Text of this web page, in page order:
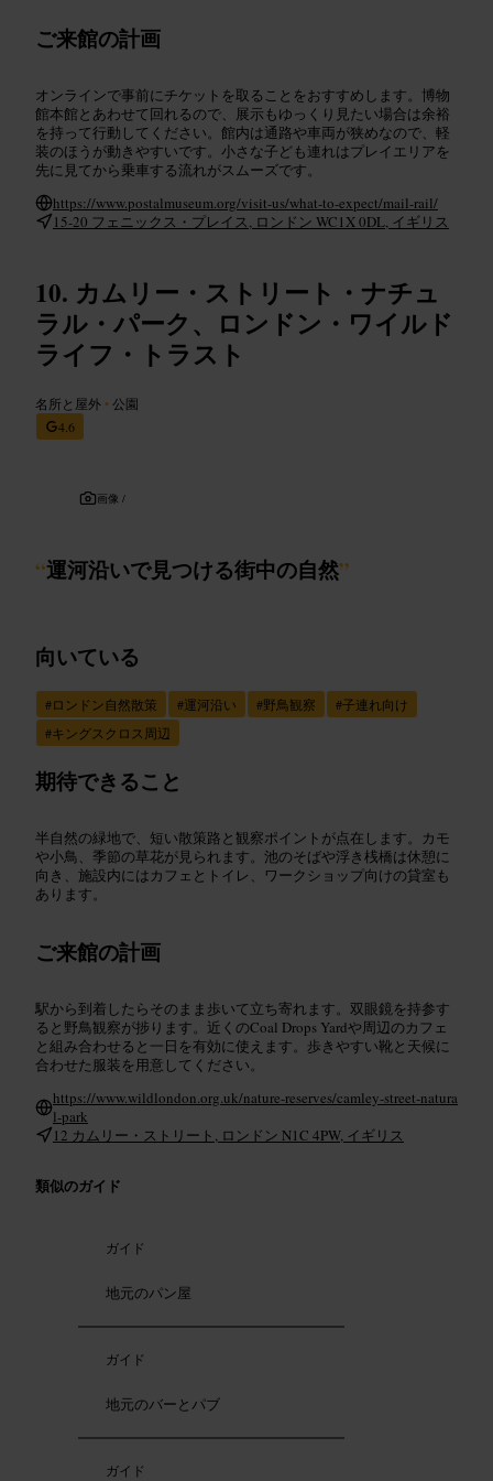
ご来館の計画
オンラインで事前にチケットを取ることをおすすめします。博物
館本館とあわせて回れるので、展示もゆっくり見たい場合は余裕
を持って行動してください。館内は通路や車両が狭めなので、軽
装のほうが動きやすいです。小さな子ども連れはプレイエリアを
先に見てから乗車する流れがスムーズです。
https://www.postalmuseum.org/visit-us/what-to-expect/mail-rail/
15-20 フェニックス・プレイス, ロンドン WC1X 0DL, イギリス
カムリー・ストリート・ナチュ
ラル・パーク、ロンドン・ワイルド
ライフ・トラスト
名所と屋外 •公園
4.6
画像 /
“運河沿いで見つける街中の自然”
向いている
#ロンドン自然散策 #運河沿い #野鳥観察 #子連れ向け
#キングスクロス周辺
期待できること
半自然の緑地で、短い散策路と観察ポイントが点在します。カモ
や小鳥、季節の草花が見られます。池のそばや浮き桟橋は休憩に
向き、施設内にはカフェとトイレ、ワークショップ向けの貸室も
あります。
ご来館の計画
駅から到着したらそのまま歩いて立ち寄れます。双眼鏡を持参す
ると野鳥観察が捗ります。近くのCoal Drops Yardや周辺のカフェ
と組み合わせると一日を有効に使えます。歩きやすい靴と天候に
合わせた服装を用意してください。
https://www.wildlondon.org.uk/nature-reserves/camley-street-natura
l-park
12 カムリー・ストリート, ロンドン N1C 4PW, イギリス
類似のガイド
ガイド
地元のパン屋
ガイド
地元のバーとパブ
ガイド